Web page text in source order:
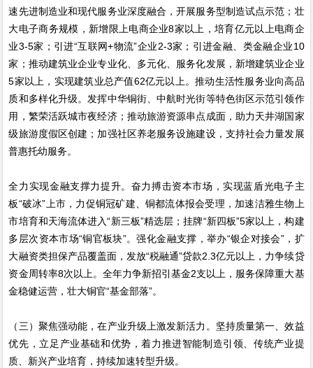
速先进制造业和现代服务业深度融合，开展服务型制造试点示范；壮
大电子商务规模，新增限上电商企业8家以上，培育亿元以上电商企
业3-5家；引进“互联网+物流”企业2-3家；引进金融、类金融企业10
家；推动建筑业企业专业化、多元化、服务化发展，新增建筑业企业
5家以上，实现建筑业总产值62亿元以上。推动生活性服务业向高品
质和多样化升级。发挥中华铜街、中航时光街等特色街区示范引领作
用，繁荣活跃城市夜经济；推动旅游资源串点成面，助力天井湖国家
级旅游度假区创建；加强社区养老服务设施建设，支持社会力量发展
普惠托幼服务。
全力实现金融支撑力提升。奋力搏击资本市场，实现蓝盾光电子主
板“破冰”上市，力促铜冠矿建、铜都流体报会受理，加速洁雅生物上
市培育和天海流体进入“新三板”精选层；挂牌“新四板”5家以上，构建
多层次资本市场“铜官板块”。强化金融支撑，举办“银企对接会”，扩
大融资类担保产品覆盖面，发放“税融通”贷款2.3亿元以上，力争续贷
资金周转率8次以上。全年力争新招引基金2支以上，服务保障重大基
金稳健运营，壮大铜官“基金部落”。
（三）聚焦强动能，在产业升级上激发新活力。坚持质量第一、效益
优先，立足产业基础和优势，着力推进智能制造引领、传统产业提
质、新兴产业培育，持续加速转型升级。